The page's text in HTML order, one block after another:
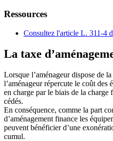
Ressources
Consultez l'article L. 311-4
La taxe
Lorsque l’aménageur dispose de
l’aménageur répercute le coût des
en charge par le biais de la charge
cédés.
En conséquence, comme la part
d’aménagement finance les
peuvent bénéficier d’une
cumul.